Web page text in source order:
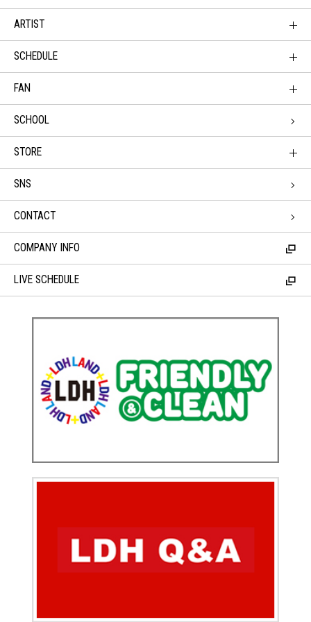
ARTIST
SCHEDULE
FAN
SCHOOL
STORE
SNS
CONTACT
COMPANY INFO
LIVE SCHEDULE